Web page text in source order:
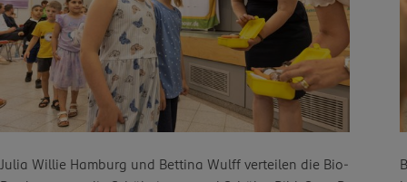
Julia Willie Hamburg und Bettina Wulff verteilen die Bio-